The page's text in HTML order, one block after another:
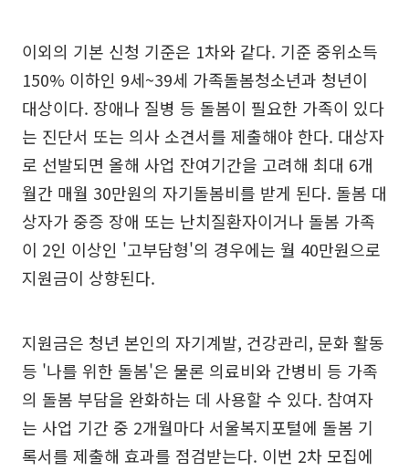
이외의 기본 신청 기준은 1차와 같다. 기준 중위소득
150% 이하인 9세~39세 가족돌봄청소년과 청년이
대상이다. 장애나 질병 등 돌봄이 필요한 가족이 있다
는 진단서 또는 의사 소견서를 제출해야 한다. 대상자
로 선발되면 올해 사업 잔여기간을 고려해 최대 6개
월간 매월 30만원의 자기돌봄비를 받게 된다. 돌봄 대
상자가 중증 장애 또는 난치질환자이거나 돌봄 가족
이 2인 이상인 '고부담형'의 경우에는 월 40만원으로
지원금이 상향된다.
지원금은 청년 본인의 자기계발, 건강관리, 문화 활동
등 '나를 위한 돌봄'은 물론 의료비와 간병비 등 가족
의 돌봄 부담을 완화하는 데 사용할 수 있다. 참여자
는 사업 기간 중 2개월마다 서울복지포털에 돌봄 기
록서를 제출해 효과를 점검받는다. 이번 2차 모집에